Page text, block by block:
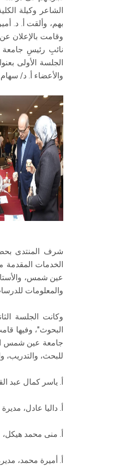
الشاعر وكيلة
بهم، وألقت أ. د.
وقامت بالإعلان
نائبِ رئيسِ جامعة
الجلسة الأولى
والأعضاء أ. د/
شرف المنتدى
الخدمات المقدمة
عين شمس،
والمعلومات
وكانت الجلسة
البحوث"، وفيها
جامعة عين شمس
للبحث، والتدريب،
أ. ياسر كمال عبد
أ. داليا عادل،
أ. منى محمد هيكل،
أ. أميرة محمد،